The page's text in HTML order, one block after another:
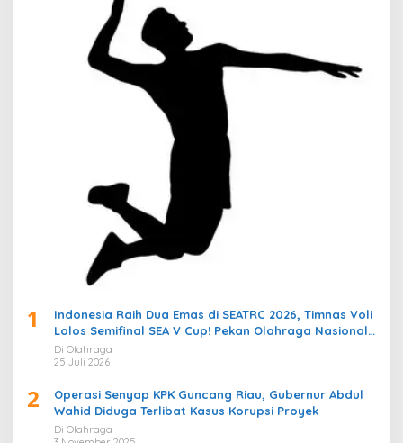
1
Indonesia Raih Dua Emas di SEATRC 2026, Timnas Voli
Lolos Semifinal SEA V Cup! Pekan Olahraga Nasional
Bergemuruh
Di Olahraga
25 Juli 2026
2
Operasi Senyap KPK Guncang Riau, Gubernur Abdul
Wahid Diduga Terlibat Kasus Korupsi Proyek
Di Olahraga